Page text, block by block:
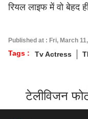
रियल लाइफ में वो बेहद
Published at : Fri, March
Tags : Tv Actress
टेलीविजन